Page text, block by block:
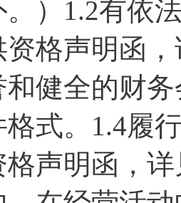
。）1.2有依
资格声明函
和健全的财
格式。1.4履
格声明函，